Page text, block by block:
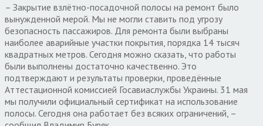
– Закрытие взлётно-посадочной полосы на ремонт было
вынужденной мерой. Мы не могли ставить под угрозу
безопасность пассажиров. Для ремонта были выбраны
наиболее аварийные участки покрытия, порядка 14 тысяч
квадратных метров. Сегодня можно сказать, что работы
были выполнены достаточно качественно. Это
подтверждают и результаты проверки, проведённые
Аттестационной комиссией Госавиаслужбы Украины. 31 мая
мы получили официальный сертификат на использование
полосы. Сегодня она работает без всяких ограничений, –